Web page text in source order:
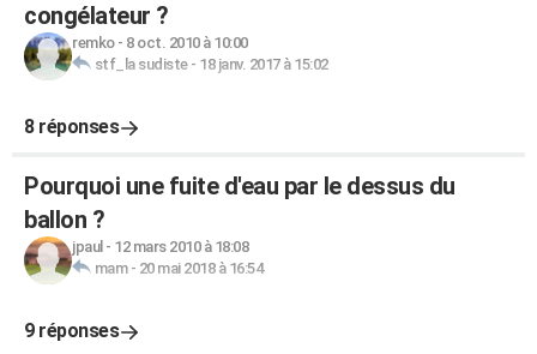
congélateur ?
remko- 8 oct. 2010 à 10:00
stf_la sudiste- 18 janv. 2017 à 15:02
8 réponses
Pourquoi une fuite d'eau par le dessus du
ballon ?
jpaul - 12 mars 2010 à 18:08
mam- 20 mai 2018 à 16:54
9 réponses